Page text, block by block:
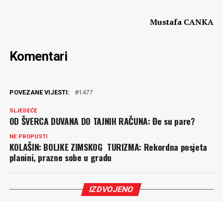
Mustafa CANKA
Komentari
POVEZANE VIJESTI: 1477
SLJEDEĆE
OD ŠVERCA DUVANA DO TAJNIH RAČUNA: Đe su pare?
NE PROPUSTI
KOLAŠIN: BOLJKE ZIMSKOG TURIZMA: Rekordna posjeta
planini, prazne sobe u gradu
IZDVOJENO